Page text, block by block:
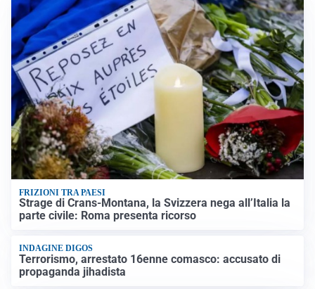
FRIZIONI TRA PAESI
Strage di Crans-Montana, la Svizzera nega all’Italia la
parte civile: Roma presenta ricorso
INDAGINE DIGOS
Terrorismo, arrestato 16enne comasco: accusato di
propaganda jihadista